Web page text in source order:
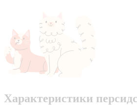
Характеристики